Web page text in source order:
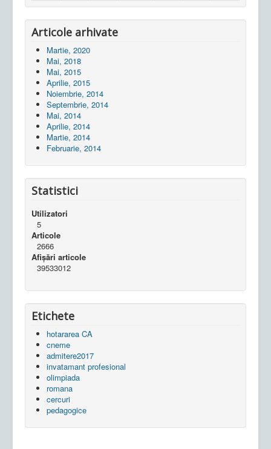
Articole arhivate
Martie, 2020
Mai, 2018
Mai, 2015
Aprilie, 2015
Noiembrie, 2014
Septembrie, 2014
Mai, 2014
Aprilie, 2014
Martie, 2014
Februarie, 2014
Statistici
Utilizatori
5
Articole
2666
Afișări articole
39533012
Etichete
hotararea CA
cneme
admitere2017
invatamant profesional
olimpiada
romana
cercuri
pedagogice